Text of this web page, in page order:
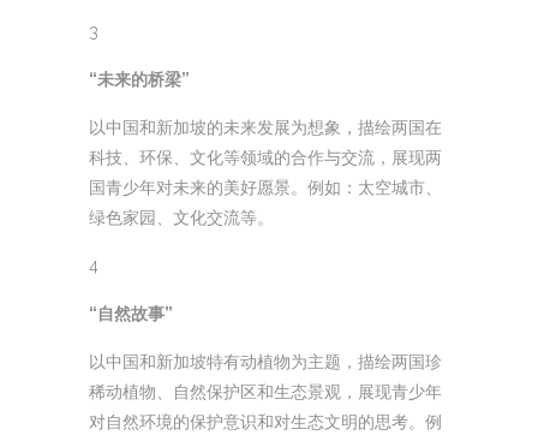
3
“未来的桥梁”
以中国和新加坡的未来发展为想象，描绘两国在
科技、环保、文化等领域的合作与交流，展现两
国青少年对未来的美好愿景。例如：太空城市、
绿色家园、文化交流等。
4
“自然故事”
以中国和新加坡特有动植物为主题，描绘两国珍
稀动植物、自然保护区和生态景观，展现青少年
对自然环境的保护意识和对生态文明的思考。例